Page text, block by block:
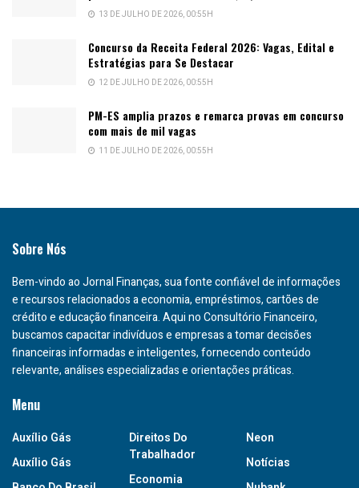
13 DE JULHO DE 2026, 00:55H
Concurso da Receita Federal 2026: Vagas, Edital e
Estratégias para Se Destacar
12 DE JULHO DE 2026, 00:55H
PM-ES amplia prazos e remarca provas em concurso
com mais de mil vagas
11 DE JULHO DE 2026, 00:55H
Sobre Nós
Bem-vindo ao Jornal Finanças, sua fonte confiável de informações
e recursos relacionados a economia, empréstimos, cartões de
crédito e educação financeira. Aqui no Consultório Financeiro,
buscamos capacitar indivíduos e empresas a tomar decisões
financeiras informadas e inteligentes, fornecendo conteúdo
relevante, análises especializadas e orientações práticas.
Menu
Auxílio Gás
Auxílio Gás
Direitos Do
Trabalhador
Economia
Neon
Notícias